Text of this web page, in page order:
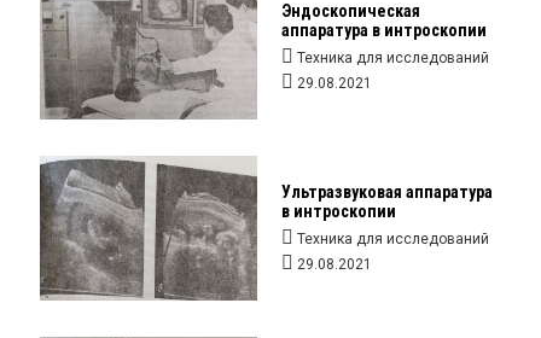
Эндоскопическая
аппаратура в интроскопии
Техника для исследований
29.08.2021
Ультразвуковая аппаратура
в интроскопии
Техника для исследований
29.08.2021